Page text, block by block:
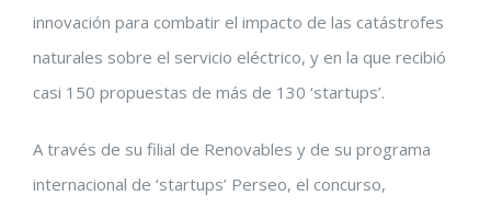
innovación para combatir el impacto de las catástrofes
naturales sobre el servicio eléctrico, y en la que recibió
casi 150 propuestas de más de 130 ‘startups’.
A través de su filial de Renovables y de su programa
internacional de ‘startups’ Perseo, el concurso,